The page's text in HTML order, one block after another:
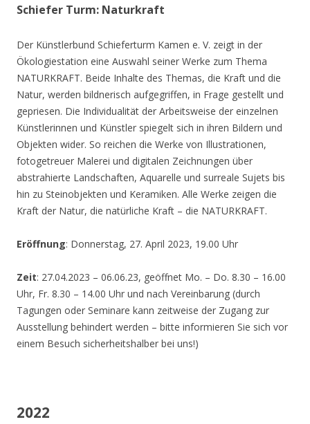
Schiefer Turm: Naturkraft
Der Künstlerbund Schieferturm Kamen e. V. zeigt in der
Ökologiestation eine Auswahl seiner Werke zum Thema
NATURKRAFT. Beide Inhalte des Themas, die Kraft und die
Natur, werden bildnerisch aufgegriffen, in Frage gestellt und
gepriesen. Die Individualität der Arbeitsweise der einzelnen
Künstlerinnen und Künstler spiegelt sich in ihren Bildern und
Objekten wider. So reichen die Werke von Illustrationen,
fotogetreuer Malerei und digitalen Zeichnungen über
abstrahierte Landschaften, Aquarelle und surreale Sujets bis
hin zu Steinobjekten und Keramiken. Alle Werke zeigen die
Kraft der Natur, die natürliche Kraft – die NATURKRAFT.
Eröffnung: Donnerstag, 27. April 2023, 19.00 Uhr
Zeit: 27.04.2023 – 06.06.23, geöffnet Mo. – Do. 8.30 – 16.00
Uhr, Fr. 8.30 – 14.00 Uhr und nach Vereinbarung (durch
Tagungen oder Seminare kann zeitweise der Zugang zur
Ausstellung behindert werden – bitte informieren Sie sich vor
einem Besuch sicherheitshalber bei uns!)
2022